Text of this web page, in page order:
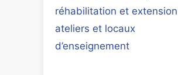
réhabilitation et
ateliers et locaux
d’enseignement